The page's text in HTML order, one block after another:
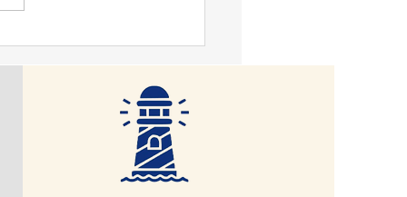
정을 당론으로 재확인하면
이번주 안에 본회의 처리를
예고하였다. 오는 10월 2일
법과 중수청법이 시행되면
직접수사권이 전면 배제되